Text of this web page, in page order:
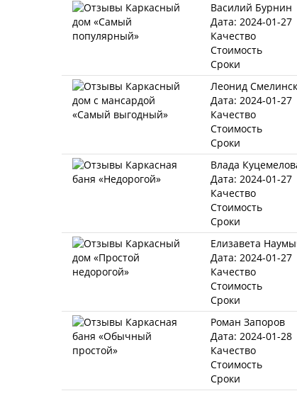
Василий Бурнин
Дата: 2024-01-27
Качество
Стоимость
Сроки
Леонид
Дата: 2024-01-27
Качество
Стоимость
Сроки
Влада
Дата: 2024-01-27
Качество
Стоимость
Сроки
Елизавета
Дата: 2024-01-27
Качество
Стоимость
Сроки
Роман Запоров
Дата: 2024-01-28
Качество
Стоимость
Сроки